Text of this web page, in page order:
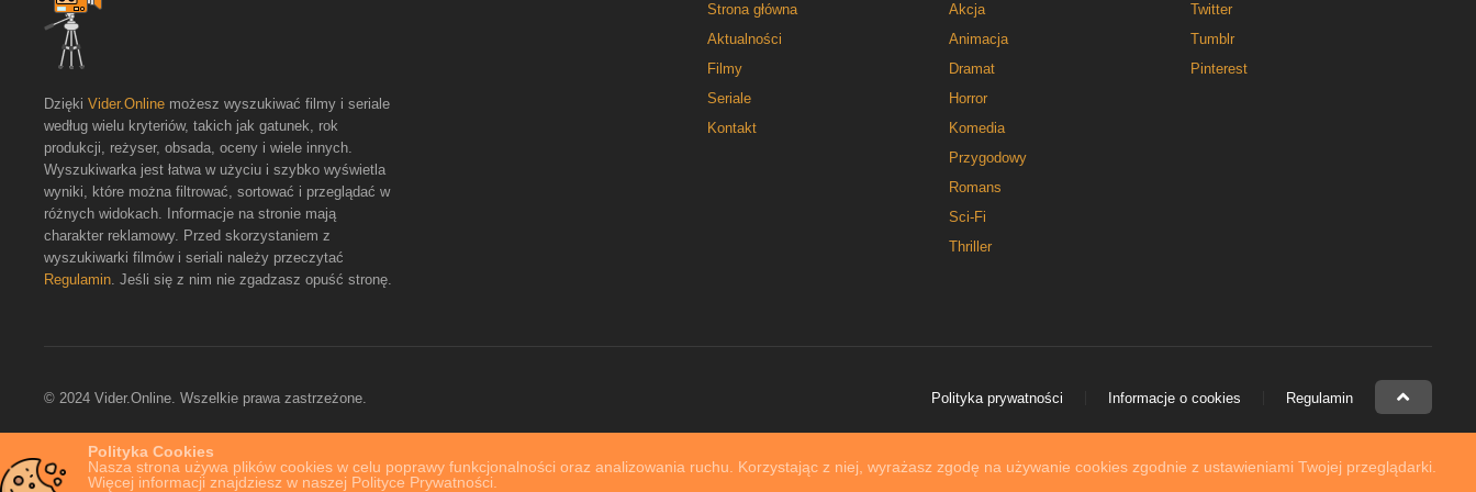
Polityka Cookies
Nasza strona używa plików cookies w celu poprawy funkcjonalności oraz analizowania ruchu. Korzystając z niej, wyrażasz zgodę na używanie cookies zgodnie z ustawieniami Twojej przeglądarki.
Więcej informacji znajdziesz w naszej Polityce Prywatności.
Strona główna
Aktualności
Filmy
Seriale
Kontakt
Akcja
Animacja
Dramat
Horror
Komedia
Przygodowy
Romans
Sci-Fi
Thriller
Twitter
Tumblr
Pinterest
Dzięki Vider.Online możesz wyszukiwać filmy i seriale
według wielu kryteriów, takich jak gatunek, rok
produkcji, reżyser, obsada, oceny i wiele innych.
Wyszukiwarka jest łatwa w użyciu i szybko wyświetla
wyniki, które można filtrować, sortować i przeglądać w
różnych widokach. Informacje na stronie mają
charakter reklamowy. Przed skorzystaniem z
wyszukiwarki filmów i seriali należy przeczytać
Regulamin. Jeśli się z nim nie zgadzasz opuść stronę.
© 2024 Vider.Online. Wszelkie prawa zastrzeżone. Polityka prywatności Informacje o cookies Regulamin